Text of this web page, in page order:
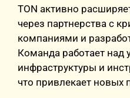
TON активно
через партнерства с
компаниями и
Команда работает над
инфраструктуры и
что привлекает новых